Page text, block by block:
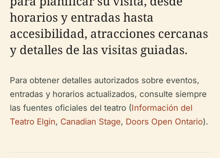
horarios y entradas hasta
accesibilidad, atracciones cercanas
y detalles de las visitas guiadas.
Para obtener detalles autorizados sobre eventos,
entradas y horarios actualizados, consulte siempre
las fuentes oficiales del teatro (Información del
Teatro Elgin, Canadian Stage, Doors Open Ontario).